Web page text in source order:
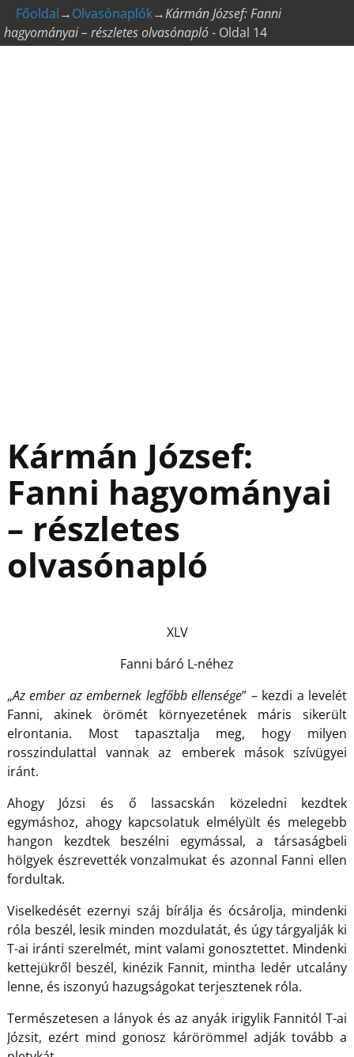
Főoldal→Olvasónaplók→Kármán József: Fanni
hagyományai – részletes olvasónapló- Oldal 14
Kármán József:
Fanni hagyományai
– részletes
olvasónapló
XLV
Fanni báró L-néhez
„Az ember az embernek legfőbb ellensége” – kezdi a levelét
Fanni, akinek örömét környezetének máris sikerült
elrontania. Most tapasztalja meg, hogy milyen
rosszindulattal vannak az emberek mások szívügyei
iránt.
Ahogy Józsi és ő lassacskán közeledni kezdtek
egymáshoz, ahogy kapcsolatuk elmélyült és melegebb
hangon kezdtek beszélni egymással, a társaságbeli
hölgyek észrevették vonzalmukat és azonnal Fanni ellen
fordultak.
Viselkedését ezernyi száj bírálja és ócsárolja, mindenki
róla beszél, lesik minden mozdulatát, és úgy tárgyalják ki
T-ai iránti szerelmét, mint valami gonosztettet. Mindenki
kettejükről beszél, kinézik Fannit, mintha ledér utcalány
lenne, és iszonyú hazugságokat terjesztenek róla.
Természetesen a lányok és az anyák irigylik Fannitól T-ai
Józsit, ezért mind gonosz kárörömmel adják tovább a